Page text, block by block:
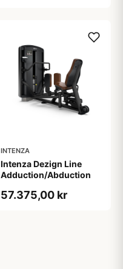
INTENZA
Intenza Dezign Line
Adduction/Abduction
57.375,00 kr